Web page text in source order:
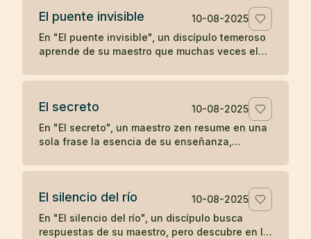
El puente invisible
10-08-2025
En "El puente invisible", un discípulo temeroso
aprende de su maestro que muchas veces el
podamos verlo, y que el primer paso es lo que
El secreto
10-08-2025
En "El secreto", un maestro zen resume en una
sola frase la esencia de su enseñanza,
El silencio del río
10-08-2025
En "El silencio del río", un discípulo busca
respuestas de su maestro, pero descubre en la